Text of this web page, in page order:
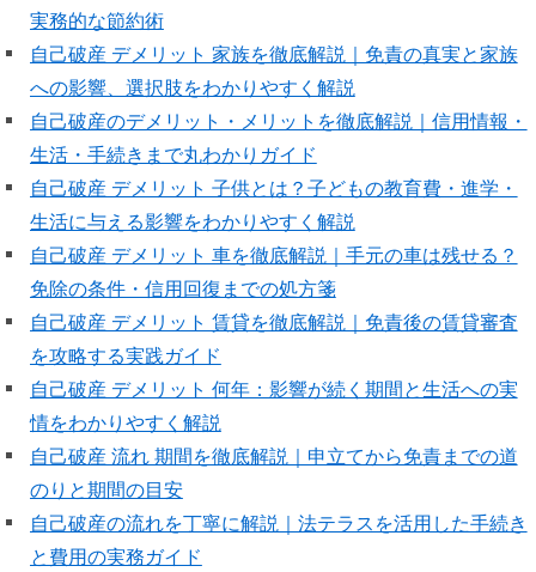
実務的な節約術
自己破産 デメリット 家族を徹底解説｜免責の真実と家族
への影響、選択肢をわかりやすく解説
自己破産のデメリット・メリットを徹底解説｜信用情報・
生活・手続きまで丸わかりガイド
自己破産 デメリット 子供とは？子どもの教育費・進学・
生活に与える影響をわかりやすく解説
自己破産 デメリット 車を徹底解説｜手元の車は残せる？
免除の条件・信用回復までの処方箋
自己破産 デメリット 賃貸を徹底解説｜免責後の賃貸審査
を攻略する実践ガイド
自己破産 デメリット 何年：影響が続く期間と生活への実
情をわかりやすく解説
自己破産 流れ 期間を徹底解説｜申立てから免責までの道
のりと期間の目安
自己破産の流れを丁寧に解説｜法テラスを活用した手続き
と費用の実務ガイド